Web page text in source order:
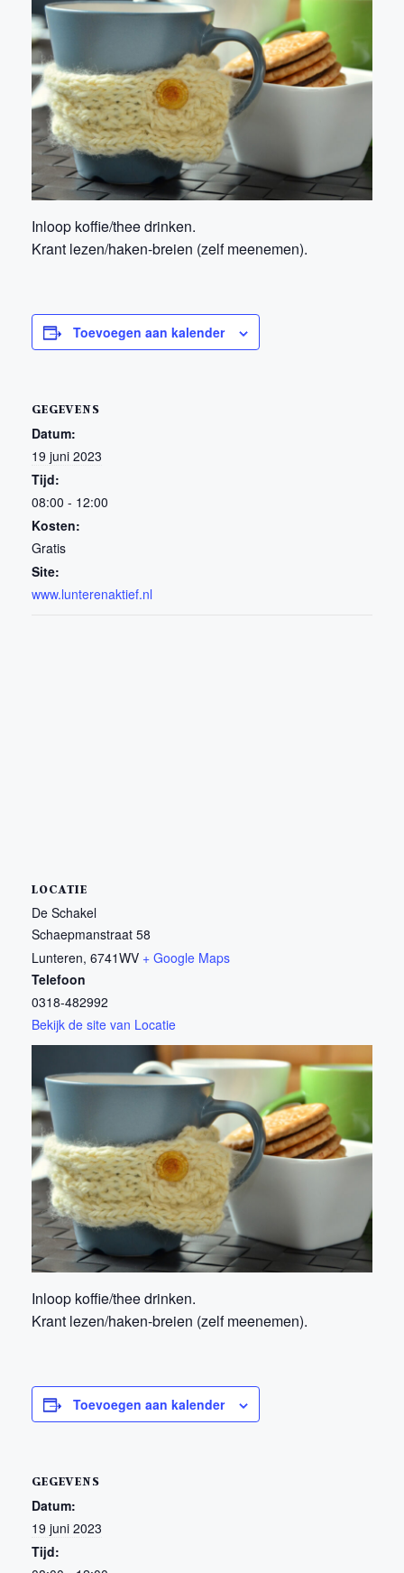
Inloop koffie/thee drinken.
Krant lezen/haken-breien (zelf meenemen).
Toevoegen aan kalender
GEGEVENS
Datum:
19 juni 2023
Tijd:
08:00 - 12:00
Kosten:
Gratis
Site:
www.lunterenaktief.nl
LOCATIE
De Schakel
Schaepmanstraat 58
Lunteren, 6741WV + Google Maps
Telefoon
0318-482992
Bekijk de site van Locatie
Inloop koffie/thee drinken.
Krant lezen/haken-breien (zelf meenemen).
Toevoegen aan kalender
GEGEVENS
Datum:
19 juni 2023
Tijd: